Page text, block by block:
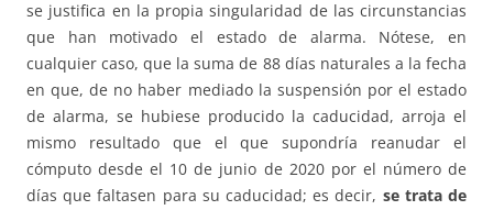
se justifica en la propia singularidad de las circunstancias
que han motivado el estado de alarma. Nótese, en
cualquier caso, que la suma de 88 días naturales a la fecha
en que, de no haber mediado la suspensión por el estado
de alarma, se hubiese producido la caducidad, arroja el
mismo resultado que el que supondría reanudar el
cómputo desde el 10 de junio de 2020 por el número de
días que faltasen para su caducidad; es decir, se trata de